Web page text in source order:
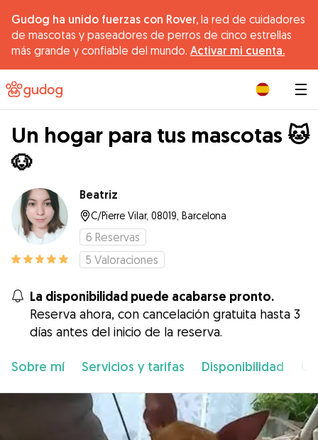
Gudog ha unido fuerzas con Rover, la red de cuidadores
de mascotas y paseadores de perros de cinco estrellas
más grande y confiable del mundo. Activar mi cuenta.
Un hogar para tus mascotas 🐱
🐶
Beatriz
C/Pierre Vilar, 08019, Barcelona
6 Reservas
5 Valoraciones
La disponibilidad puede acabarse pronto.
Reserva ahora, con cancelación gratuita hasta 3
días antes del inicio de la reserva.
Sobre mí Servicios y tarifas Disponibilidad